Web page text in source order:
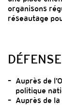
organisons
réseautage
Auprès de
politique
Auprès de la